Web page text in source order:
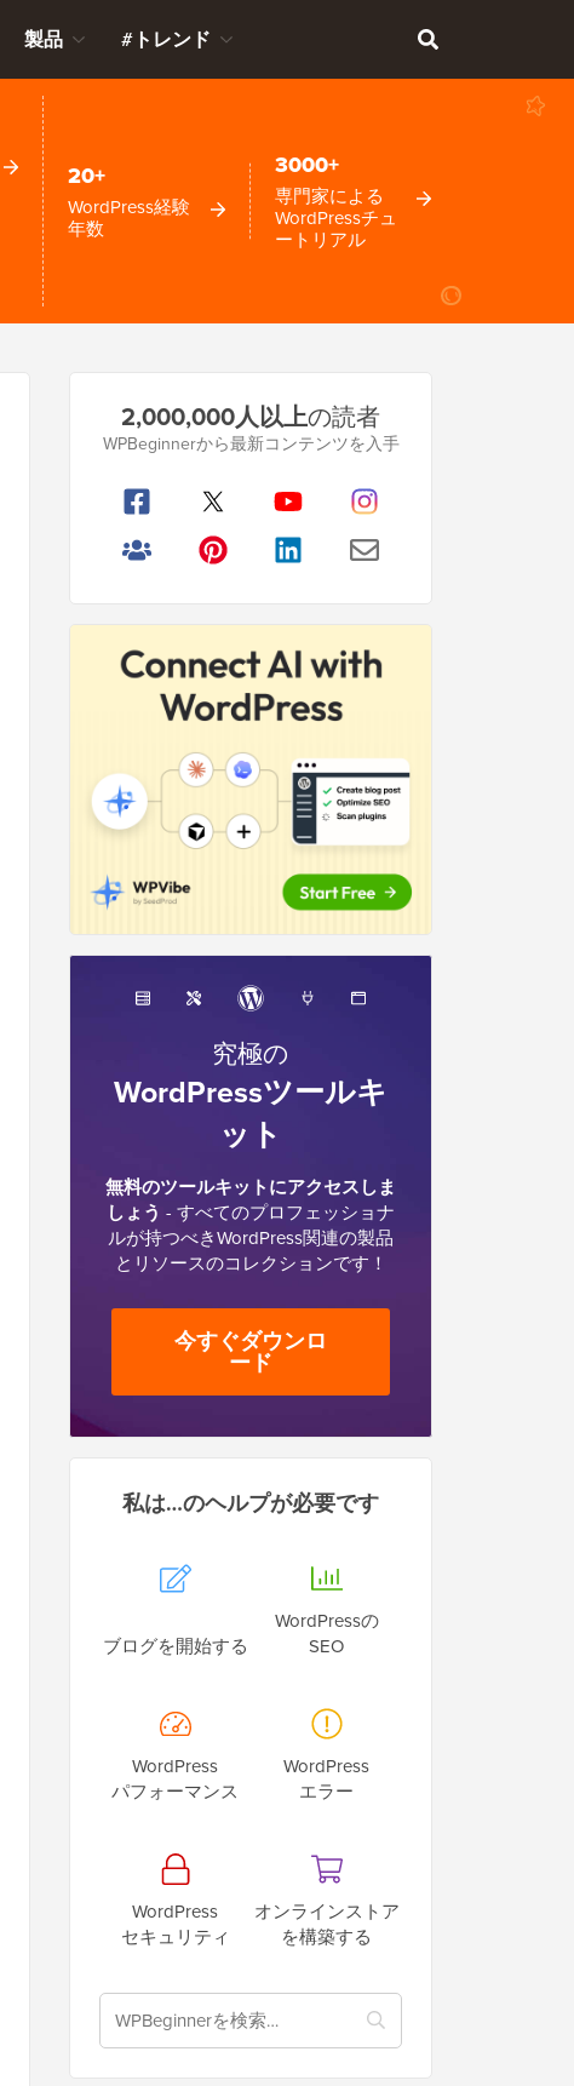
製品 #トレンド
20+
WordPress経験
年数
3000+
専門家による
WordPressチュ
ートリアル
サ
ー
2,000,000人以上の読者
WPBeginnerから最新コンテンツを入手
究極の
WordPressツールキ
ット
無料のツールキットにアクセスしま
しょう - すべてのプロフェッショナ
ルが持つべきWordPress関連の製品
とリソースのコレクションです！
今すぐダウンロ
ード
私は…のヘルプが必要です
ブログを開始する
WordPressの
SEO
WordPress
パフォーマンス
WordPress
エラー
WordPress
セキュリティ
オンラインストア
を構築する